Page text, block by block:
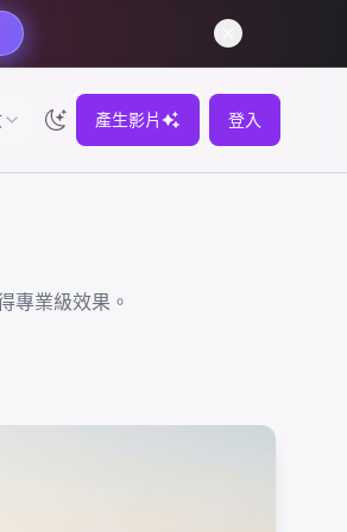
產生影片 登入
專業級效果。